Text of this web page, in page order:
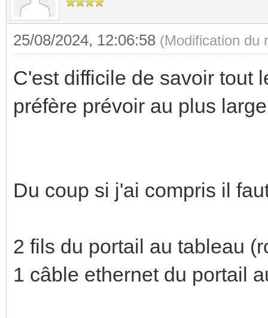
25/08/2024, 12:06:58 (Modification du
C'est difficile de savoir tout
préfère prévoir au plus
Du coup si j'ai compris il
2 fils du portail au tableau
1 câble ethernet du portail